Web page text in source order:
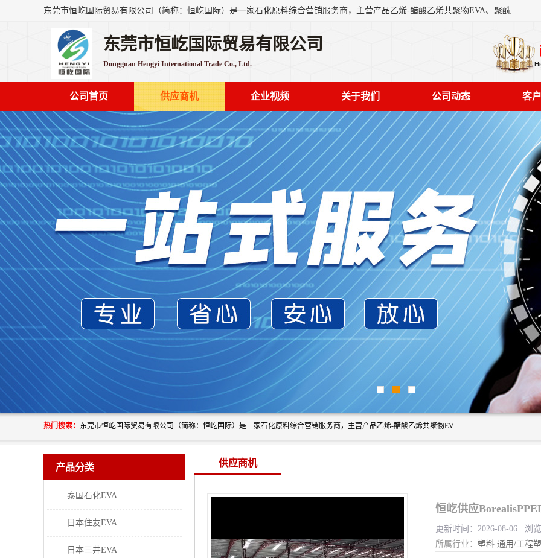
东莞市恒屹国际贸易有限公司（简称：恒屹国际）是一家石化原料综合营销服务商，主营产品乙烯-醋酸乙烯共聚物EVA、聚酰胺PA（尼龙）、醚酯型热塑弹性体TPEE等，公司秉承以市场为导向的战略思想，致力于大宗石化原料在中国市场的营销服务业务，为客户提供一站式的全面服务。
东莞市恒屹国际贸易有限公司
Dongguan Hengyi International Trade Co., Ltd.
公司首页 供应商机 企业视频 关于我们 公司动态 客
热门搜索： 东莞市恒屹国际贸易有限公司（简称：恒屹国际）是一家石化原料综合营销服务商，主营产品乙烯-醋酸乙烯共聚物EVA、聚酰胺PA（尼龙）、醚酯型热塑弹性体TPEE等，公司秉承以市场为导向的战略思想，致力于大宗石化原料在中国市场的营销服务业务，为客户提供一站式的全面服务。
产品分类
泰国石化EVA
日本住友EVA
日本三井EVA
供应商机
恒屹供应
更新时间：2026-08-06 浏
所属行业： 塑料 通用/工程